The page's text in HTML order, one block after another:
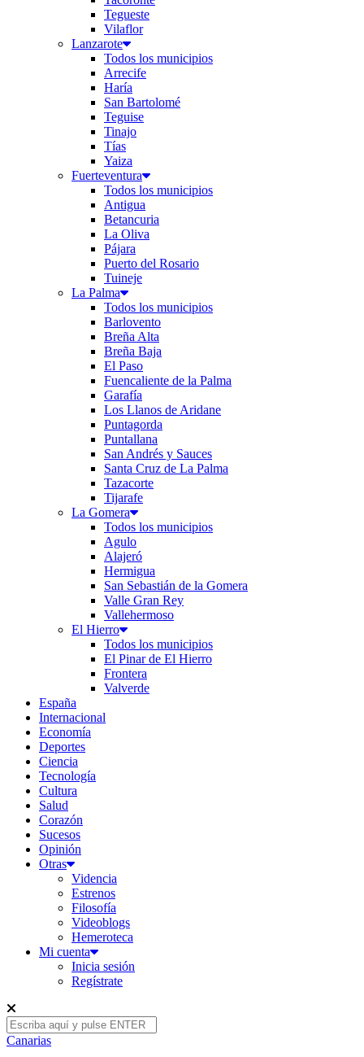
Tegueste
Vilaflor
Lanzarote
Todos los municipios
Arrecife
Haría
San Bartolomé
Teguise
Tinajo
Tías
Yaiza
Fuerteventura
Todos los municipios
Antigua
Betancuria
La Oliva
Pájara
Puerto del Rosario
Tuineje
La Palma
Todos los municipios
Barlovento
Breña Alta
Breña Baja
El Paso
Fuencaliente de la Palma
Garafía
Los Llanos de Aridane
Puntagorda
Puntallana
San Andrés y Sauces
Santa Cruz de La Palma
Tazacorte
Tijarafe
La Gomera
Todos los municipios
Agulo
Alajeró
Hermigua
San Sebastián de la Gomera
Valle Gran Rey
Vallehermoso
El Hierro
Todos los municipios
El Pinar de El Hierro
Frontera
Valverde
España
Internacional
Economía
Deportes
Ciencia
Tecnología
Cultura
Salud
Corazón
Sucesos
Opinión
Otras
Videncia
Estrenos
Filosofía
Videoblogs
Hemeroteca
Mi cuenta
Inicia sesión
Regístrate
Canarias